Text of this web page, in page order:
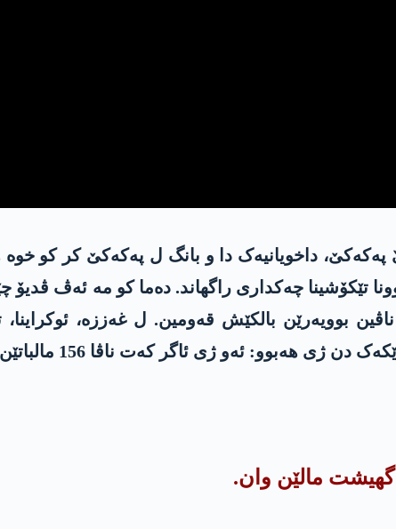
ناڤین بوویەرێن بالکێش قەومین. ل غەززە،
ھەبوو: ئەو ژی ئاگر کەت ناڤا 156 مالباتێن کورد.